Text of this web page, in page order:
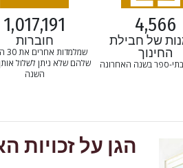
4,566
של חבילת
החינוך
ספר בשנה האחרונה
1,017,191
חוברות
שלהם שלא ניתן לשלול
השנה
הגן על זכויות